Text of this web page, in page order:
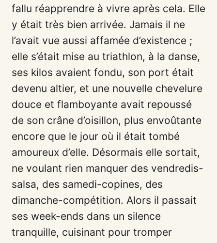
fallu réapprendre à vivre après cela. Elle
y était très bien arrivée. Jamais il ne
l’avait vue aussi affamée d’existence ;
elle s’était mise au triathlon, à la danse,
ses kilos avaient fondu, son port était
devenu altier, et une nouvelle chevelure
douce et flamboyante avait repoussé
de son crâne d’oisillon, plus envoûtante
encore que le jour où il était tombé
amoureux d’elle. Désormais elle sortait,
ne voulant rien manquer des vendredis-
salsa, des samedi-copines, des
dimanche-compétition. Alors il passait
ses week-ends dans un silence
tranquille, cuisinant pour tromper